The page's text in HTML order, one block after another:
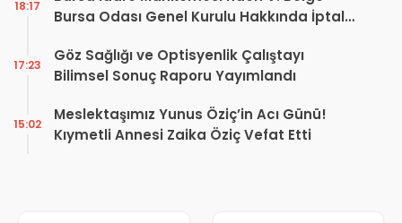
Bursa Odası Genel Kurulu Hakkında İptal
18:17
Göz Sağlığı ve Optisyenlik Çalıştayı
Bilimsel Sonuç Raporu Yayımlandı
17:23
Meslektaşımız Yunus Öziç’in Acı Günü!
Kıymetli Annesi Zaika Öziç Vefat Etti
15:02